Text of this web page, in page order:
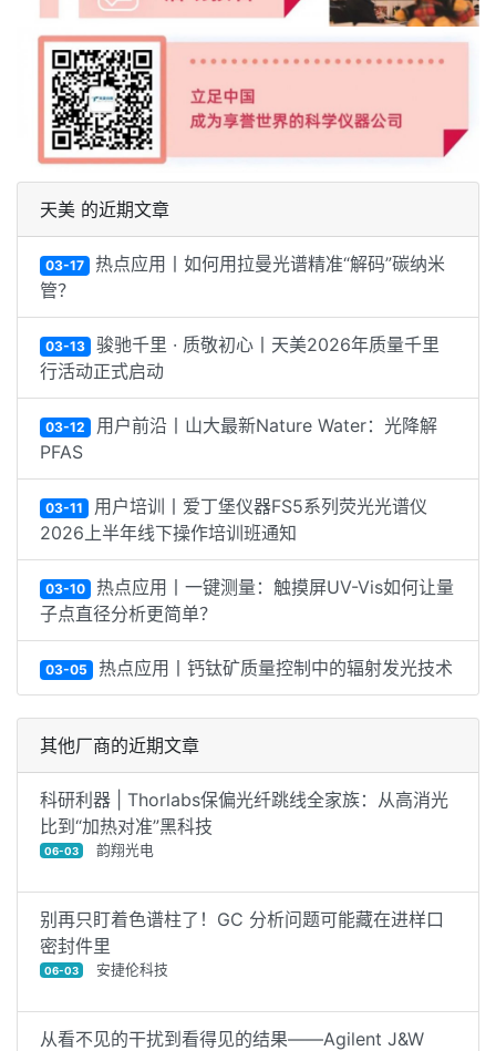
天美 的近期文章
03-17 热点应用丨如何用拉曼光谱精准“解码”碳纳米
管？
03-13 骏驰千里 · 质敬初心丨天美2026年质量千里
行活动正式启动
03-12 用户前沿丨山大最新Nature Water：光降解
PFAS
03-11 用户培训丨爱丁堡仪器FS5系列荧光光谱仪
2026上半年线下操作培训班通知
03-10 热点应用丨一键测量：触摸屏UV-Vis如何让量
子点直径分析更简单？
03-05 热点应用丨钙钛矿质量控制中的辐射发光技术
其他厂商的近期文章
科研利器 | Thorlabs保偏光纤跳线全家族：从高消光
比到“加热对准”黑科技
06-03 韵翔光电
别再只盯着色谱柱了！GC 分析问题可能藏在进样口
密封件里
06-03 安捷伦科技
从看不见的干扰到看得见的结果——Agilent J&W